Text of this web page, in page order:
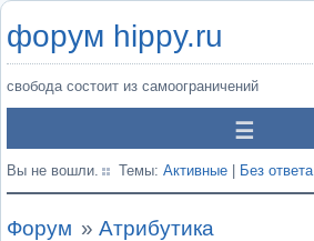
форум hippy.ru
свобода состоит из самоограничений
Вы не вошли. Темы: Активные Без ответа
Форум » Атрибутика